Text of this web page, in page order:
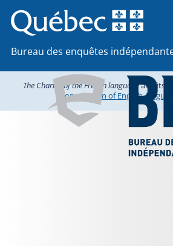
Bureau des enquêtes
The Charter of the French languageand its
consultation of English-